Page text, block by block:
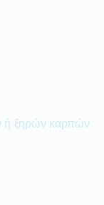
ή ξηρών καρπών